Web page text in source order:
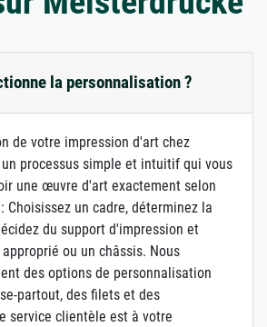
la personnalisation ?
de votre impression d'art chez
processus simple et intuitif qui vous
une œuvre d'art exactement selon
Choisissez un cadre, déterminez la
du support d'impression et
ou un châssis. Nous
des options de personnalisation
partout, des filets et des
service clientèle est à votre